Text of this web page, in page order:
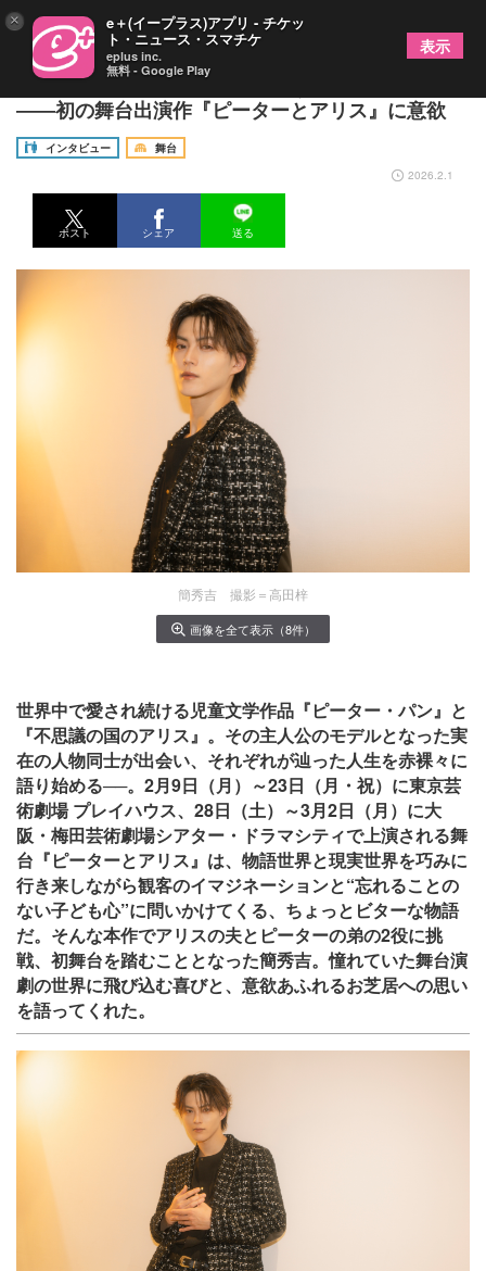
簡秀吉「心はいつも子どものように自由でいたい」
――初の舞台出演作『ピーターとアリス』に意欲
インタビュー
舞台
2026.2.1
ポスト シェア 送る
簡秀吉 撮影＝高田梓
画像を全て表示（8件）
世界中で愛され続ける児童文学作品『ピーター・パン』と
『不思議の国のアリス』。その主人公のモデルとなった実
在の人物同士が出会い、それぞれが辿った人生を赤裸々に
語り始める──。2月9日（月）～23日（月・祝）に東京芸
術劇場 プレイハウス、28日（土）～3月2日（月）に大
阪・梅田芸術劇場シアター・ドラマシティで上演される舞
台『ピーターとアリス』は、物語世界と現実世界を巧みに
行き来しながら観客のイマジネーションと“忘れることの
ない子ども心”に問いかけてくる、ちょっとビターな物語
だ。そんな本作でアリスの夫とピーターの弟の2役に挑
戦、初舞台を踏むこととなった簡秀吉。憧れていた舞台演
劇の世界に飛び込む喜びと、意欲あふれるお芝居への思い
を語ってくれた。
× e＋(イープラス)アプリ - チケッ
ト・ニュース・スマチケ
eplus inc.
無料 - Google Play
表示